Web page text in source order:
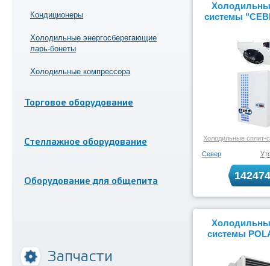
Кондиционеры
Холодильные энергосберегающие
ларь-бонеты
Холодильные компрессора
Торговое оборудование
Стеллажное оборудование
Оборудование для общепита
Запчасти
системы
Холодильные сплит-
Север
системы